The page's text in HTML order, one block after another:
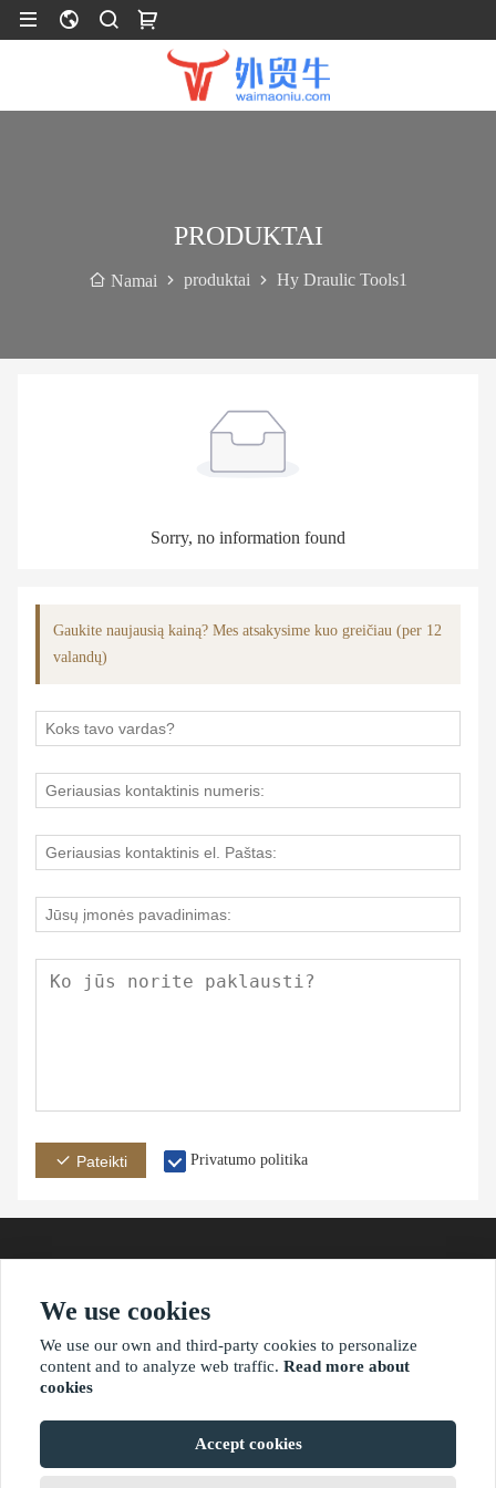
PRODUKTAI
Namai produktai Hy Draulic Tools1
Sorry, no information found
Gaukite naujausią kainą? Mes atsakysime kuo greičiau (per 12
valandų)
Pateikti Privatumo politika
adresas
?2021 waimaoniu.net
We use cookies
We use our own and third-party cookies to personalize
content and to analyze web traffic. Read more about
cookies
Accept cookies